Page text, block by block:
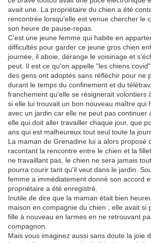
avait une. La propriétaire du chien a été
rencontrée lorsqu'elle est venue chercher le
son heure de pause-repas.
C'est une jeune femme qui habite en
difficultés pour garder ce jeune gros chien
journée, il aboie, dérange le voisinage et
peut. Il est ce qu'on appelle "les chiens
des gens ont adoptés sans réfléchir pour ne
durant le temps du confinement et du
franchement qu'elle se résignerait volontiers
si elle lui trouvait un bon nouveau maître qui
avec un jardin car elle ne peut pas continuer
elle qui doit aller travailler chaque jour, que
ans qui est malheureux tout seul toute la
La maman de Grenadine lui a alors proposé
racontant la rencontre entre le chien et la
ne travaillant pas, le chien ne sera jamais
pourra courir tant qu'il veut dans le jardin.
femme a immédiatement donné son accord
propriétaire a été enregistré.
Inutile de dire que la maman était bien
maison en compagnie du chien ; elle avait si
fille à nouveau en larmes en ne retrouvant
compagnon.
Mais vous imaginez aussi sans doute la joie